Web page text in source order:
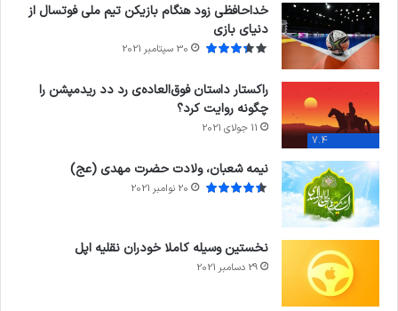
خداحافظی زود هنگام بازیکن تیم ملی فوتسال از
دنیای بازی
30 سپتامبر 2021
7.4
راکستار داستان فوق‌العاده‌ی رد دد ریدمپشن را
چگونه روایت کرد؟
11 جولای 2021
نیمه شعبان، ولادت حضرت مهدی (عج)
20 نوامبر 2021
نخستین وسیله کاملا خودران نقلیه اپل
29 دسامبر 2021